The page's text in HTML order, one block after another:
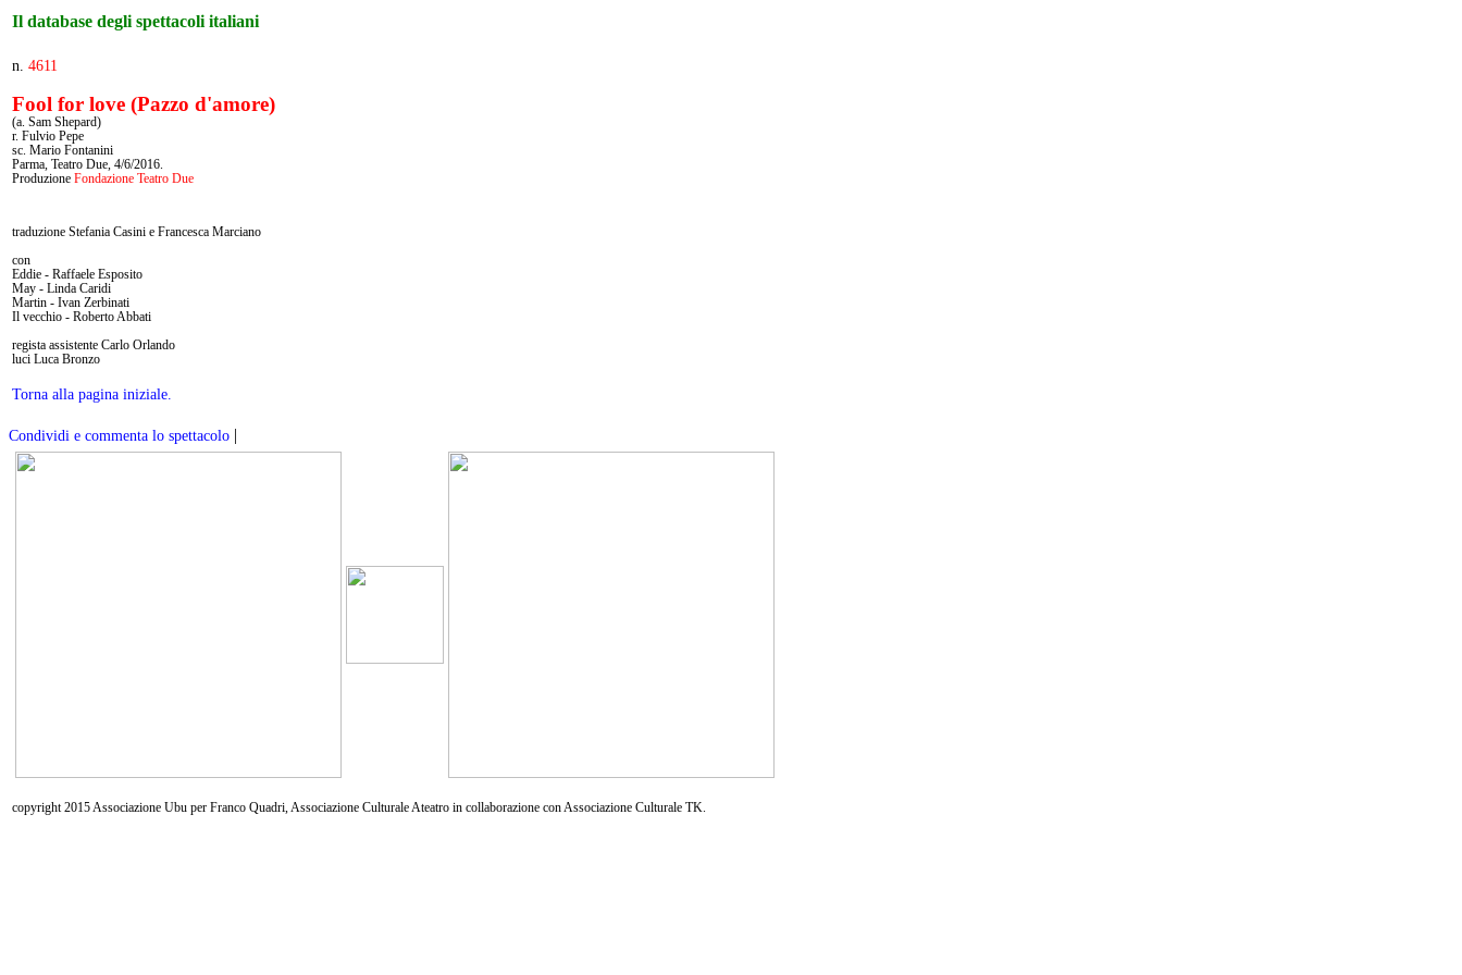
Il database degli spettacoli italiani
n. 4611
Fool for love (Pazzo d'amore)
(a. Sam Shepard)
r. Fulvio Pepe
sc. Mario Fontanini
Parma, Teatro Due, 4/6/2016.
Produzione Fondazione Teatro Due
traduzione Stefania Casini e Francesca Marciano
con
Eddie - Raffaele Esposito
May - Linda Caridi
Martin - Ivan Zerbinati
Il vecchio - Roberto Abbati
regista assistente Carlo Orlando
luci Luca Bronzo
Torna alla pagina iniziale.
Condividi e commenta lo spettacolo |
copyright 2015 Associazione Ubu per Franco Quadri, Associazione Culturale Ateatro in collaborazione con Associazione Culturale TK.